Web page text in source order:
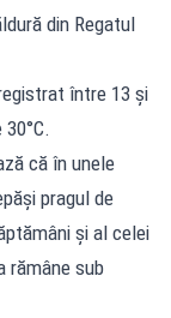
din Regatul
între 13 și
că în unele
pragul de
și al celei
rămâne sub